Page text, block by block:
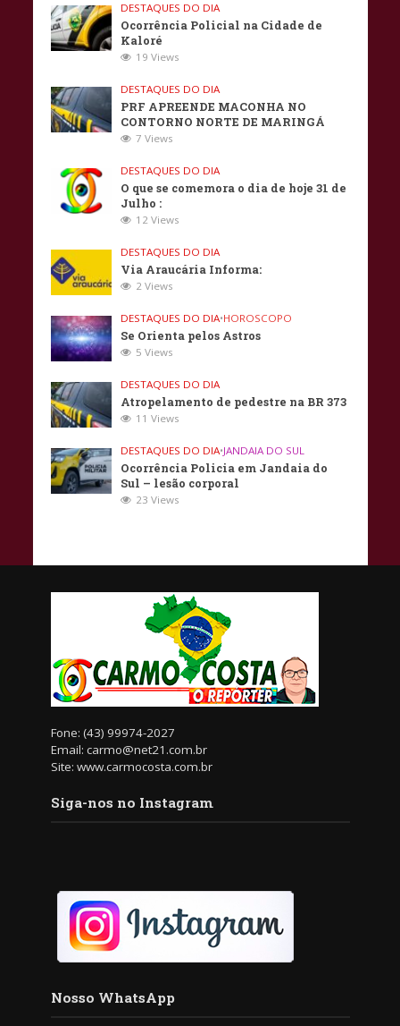
DESTAQUES DO DIA
Ocorrência Policial na Cidade de
Kaloré
19 Views
DESTAQUES DO DIA
PRF APREENDE MACONHA NO
CONTORNO NORTE DE MARINGÁ
7 Views
DESTAQUES DO DIA
O que se comemora o dia de hoje 31 de
Julho :
12 Views
DESTAQUES DO DIA
Via Araucária Informa:
2 Views
DESTAQUES DO DIA•HOROSCOPO
Se Orienta pelos Astros
5 Views
DESTAQUES DO DIA
Atropelamento de pedestre na BR 373
11 Views
DESTAQUES DO DIA•JANDAIA DO SUL
Ocorrência Policia em Jandaia do
Sul – lesão corporal
23 Views
Fone: (43) 99974-2027
Email: carmo@net21.com.br
Site: www.carmocosta.com.br
Siga-nos no Instagram
Nosso WhatsApp